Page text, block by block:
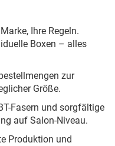
Ihre Regeln.
Boxen – alles
zur
Größe.
Fasern und sorgfältige
auf Salon-Niveau.
Produktion und